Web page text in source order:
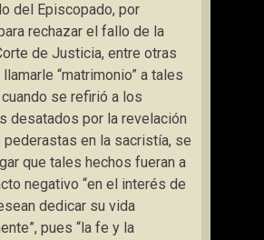
del Episcopado, por
rechazar el fallo de la
de Justicia, entre otras
“matrimonio” a tales
se refirió a los
desatados por la revelación
en la sacristía, se
que tales hechos fueran a
negativo “en el interés de
dedicar su vida
pues “la fe y la